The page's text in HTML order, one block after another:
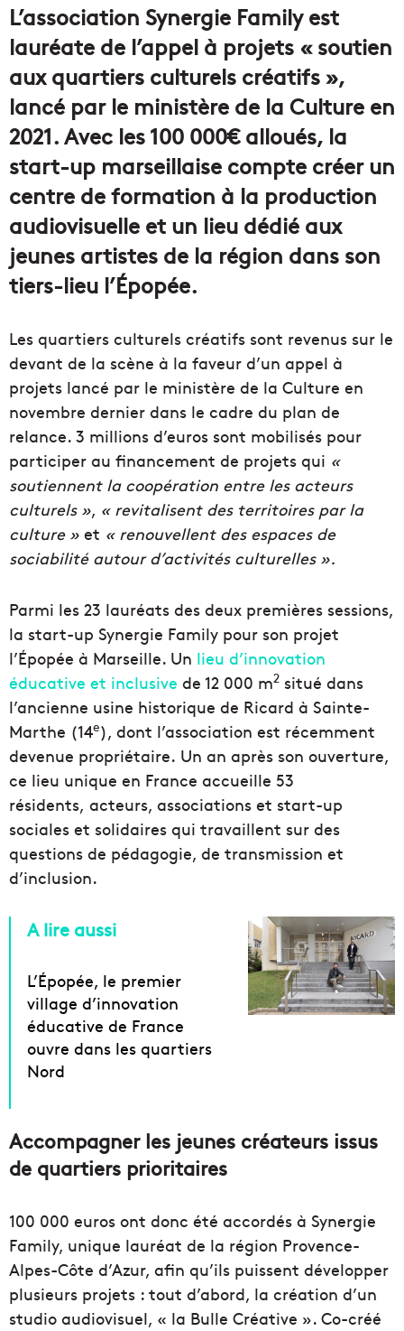
L’association Synergie Family est
lauréate de l’appel à projets « soutien
aux quartiers culturels créatifs »,
lancé par le ministère de la Culture en
2021. Avec les 100 000€ alloués, la
start-up marseillaise compte créer un
centre de formation à la production
audiovisuelle et un lieu dédié aux
jeunes artistes de la région dans son
tiers-lieu l’Épopée.
Les quartiers culturels créatifs sont revenus sur le
devant de la scène à la faveur d’un appel à
projets lancé par le ministère de la Culture en
novembre dernier dans le cadre du plan de
relance. 3 millions d’euros sont mobilisés pour
participer au financement de projets qui «
soutiennent la coopération entre les acteurs
culturels », « revitalisent des territoires par la
culture » et « renouvellent des espaces de
sociabilité autour d’activités culturelles ».
Parmi les 23 lauréats des deux premières sessions,
la start-up Synergie Family pour son projet
l’Épopée à Marseille. Un lieu d’innovation
éducative et inclusive de 12 000 m2 situé dans
l’ancienne usine historique de Ricard à Sainte-
Marthe (14e), dont l’association est récemment
devenue propriétaire. Un an après son ouverture,
ce lieu unique en France accueille 53
résidents, acteurs, associations et start-up
sociales et solidaires qui travaillent sur des
questions de pédagogie, de transmission et
d’inclusion.
A lire aussi
L’Épopée, le premier
village d’innovation
éducative de France
ouvre dans les quartiers
Nord
Accompagner les jeunes créateurs issus
de quartiers prioritaires
100 000 euros ont donc été accordés à Synergie
Family, unique lauréat de la région Provence-
Alpes-Côte d’Azur, afin qu’ils puissent développer
plusieurs projets : tout d’abord, la création d’un
studio audiovisuel, « la Bulle Créative ». Co-créé